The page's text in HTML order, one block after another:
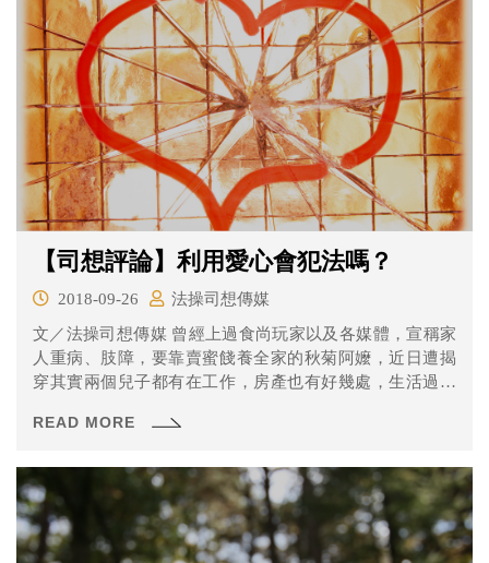
【司想評論】利用愛心會犯法嗎？
2018-09-26
法操司想傳媒
文／法操司想傳媒 曾經上過食尚玩家以及各媒體，宣稱家
人重病、肢障，要靠賣蜜餞養全家的秋菊阿嬤，近日遭揭
穿其實兩個兒子都有在工作，房產也有好幾處，生活過得
READ MORE